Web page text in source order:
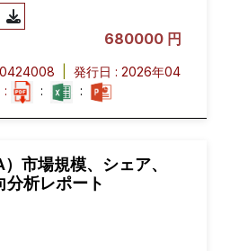
680000 円
発行日 : 2026年04
: : :
市場規模、シェア、
分析レポート